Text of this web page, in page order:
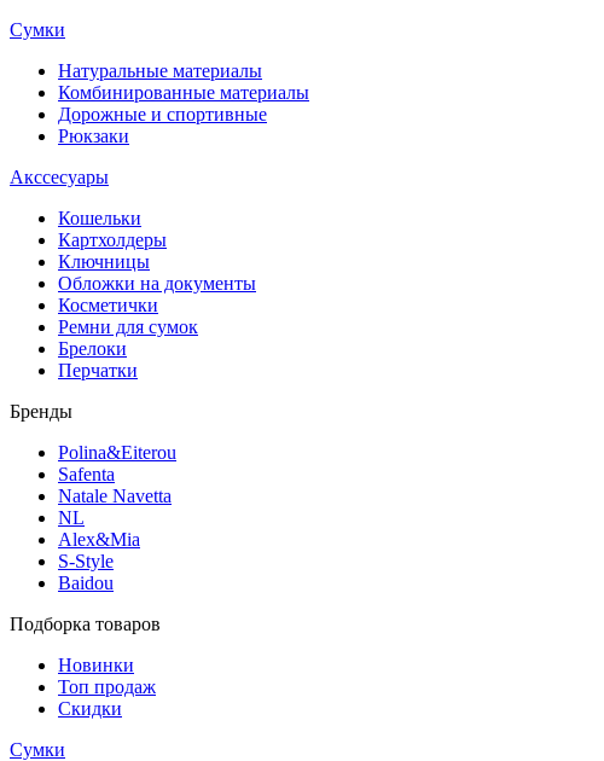
Сумки
Натуральные материалы
Комбинированные материалы
Дорожные и спортивные
Рюкзаки
Акссесуары
Кошельки
Картхолдеры
Ключницы
Обложки на документы
Косметички
Ремни для сумок
Брелоки
Перчатки
Бренды
Polina&Eiterou
Safenta
Natale Navetta
NL
Alex&Mia
S-Style
Baidou
Подборка товаров
Новинки
Топ продаж
Скидки
Сумки